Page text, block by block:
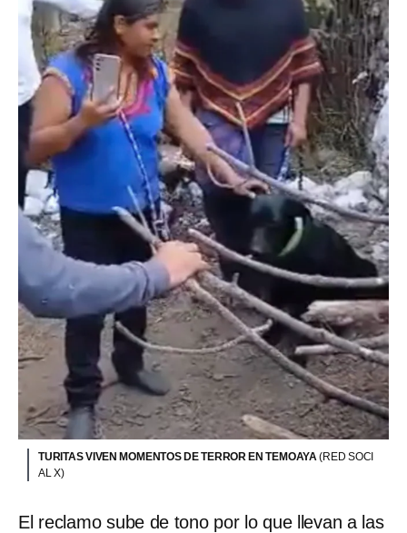
TURITAS VIVEN MOMENTOS DE TERROR EN TEMOAYA(RED SOCI
AL X)
El reclamo sube de tono por lo que llevan a las